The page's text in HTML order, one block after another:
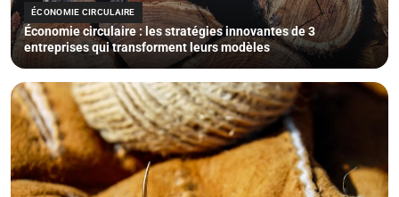
ÉCONOMIE CIRCULAIRE
Économie circulaire : les stratégies innovantes de 3
entreprises qui transforment leurs modèles